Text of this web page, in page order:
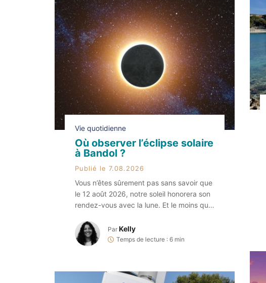
Vie quotidienne
Où observer l’éclipse solaire
à Bandol ?
Publié le 7.08.2026
Vous n’êtes sûrement pas sans savoir que
le 12 août 2026, notre soleil honorera son
rendez-vous avec la lune. Et le moins que
tourtereaux ne font pas les choses à
moitié. Au programme : une éclipse, rien
Par Kelly
Temps de lecture : 6 min